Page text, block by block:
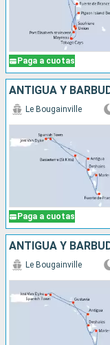
Paga a cuotas
ANTIGUA Y
Paga a cuotas
Le Bougainville
ANTIGUA Y
Le Bougainville